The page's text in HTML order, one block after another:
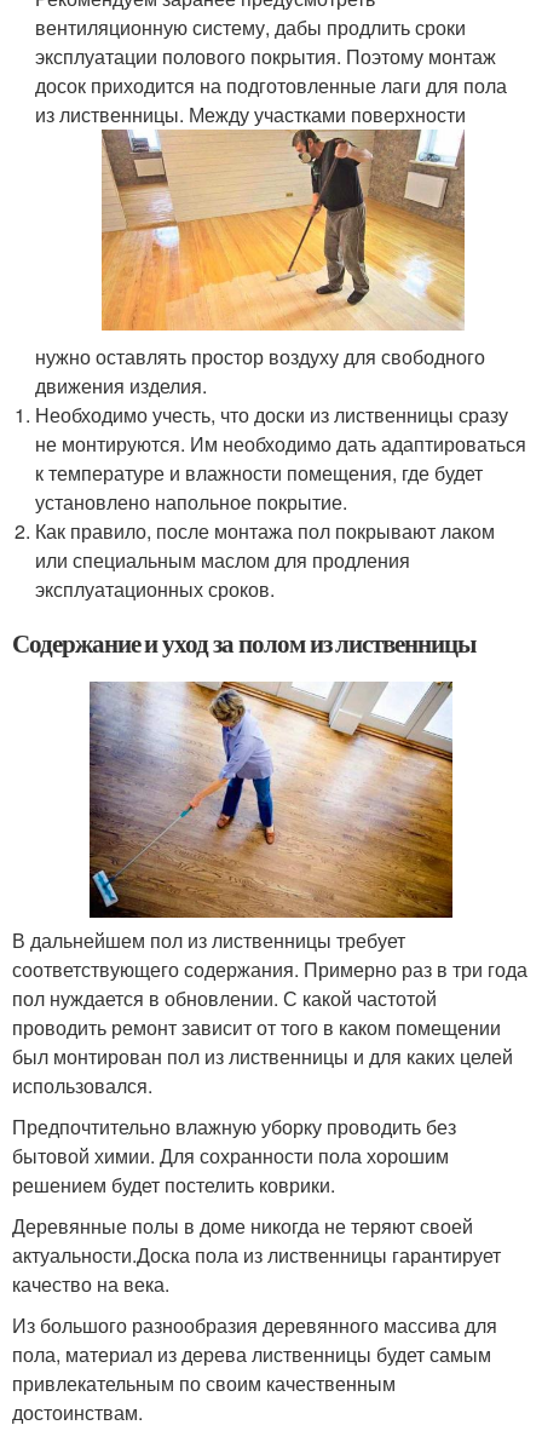
вентиляционную систему, дабы продлить сроки
эксплуатации полового покрытия. Поэтому монтаж
досок приходится на подготовленные лаги для пола
из лиственницы. Между участками поверхности
нужно оставлять простор воздуху для свободного
движения изделия.
Необходимо учесть, что доски из лиственницы сразу
не монтируются. Им необходимо дать адаптироваться
к температуре и влажности помещения, где будет
установлено напольное покрытие.
Как правило, после монтажа пол покрывают лаком
или специальным маслом для продления
эксплуатационных сроков.
Содержание и уход за полом из лиственницы
В дальнейшем пол из лиственницы требует
соответствующего содержания. Примерно раз в три года
пол нуждается в обновлении. С какой частотой
проводить ремонт зависит от того в каком помещении
был монтирован пол из лиственницы и для каких целей
использовался.
Предпочтительно влажную уборку проводить без
бытовой химии. Для сохранности пола хорошим
решением будет постелить коврики.
Деревянные полы в доме никогда не теряют своей
актуальности.Доска пола из лиственницы гарантирует
качество на века.
Из большого разнообразия деревянного массива для
пола, материал из дерева лиственницы будет самым
привлекательным по своим качественным
достоинствам.